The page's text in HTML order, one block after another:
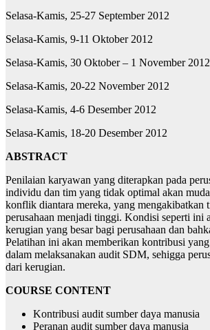
Selasa-Kamis, 25-27 September 2012
Selasa-Kamis, 9-11 Oktober 2012
Selasa-Kamis, 30 Oktober – 1 November 2012
Selasa-Kamis, 20-22 November 2012
Selasa-Kamis, 4-6 Desember 2012
Selasa-Kamis, 18-20 Desember 2012
ABSTRACT
Penilaian karyawan yang diterapkan pada
individu dan tim yang tidak optimal akan
konflik diantara mereka, yang mengakibatkan
perusahaan menjadi tinggi. Kondisi seperti ini
kerugian yang besar bagi perusahaan dan
Pelatihan ini akan memberikan kontribusi
dalam melaksanakan audit SDM, sehigga
dari kerugian.
COURSE CONTENT
Kontribusi audit sumber daya manusia
Peranan audit sumber daya manusia